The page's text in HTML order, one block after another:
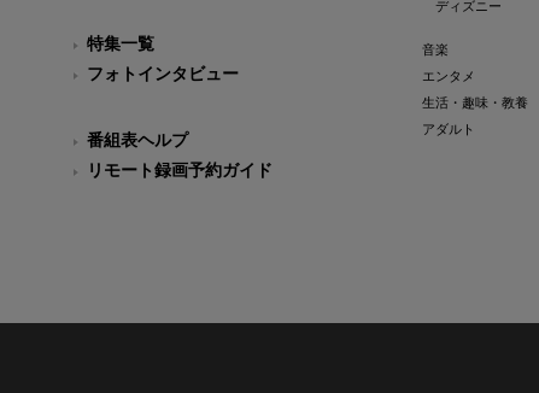
特集一覧
フォトインタビュー
番組表ヘルプ
リモート録画予約ガイド
ディズニー
音楽
エンタメ
生活・趣味・教養
アダルト